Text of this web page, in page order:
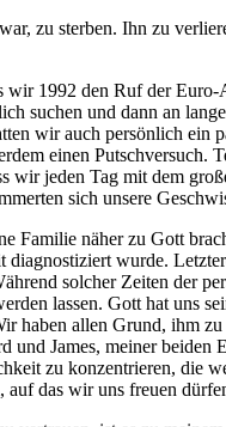
zu sterben. Ihn zu
1992 den Ruf der Euro-
suchen und dann an
wir auch persönlich
einen Putschversuch.
wir jeden Tag mit dem
sich unsere
Familie näher zu Gott
wurde.
solcher Zeiten der
lassen. Gott hat uns
haben allen Grund, ihm
und James, meiner
zu konzentrieren, die
auf das wir uns freuen